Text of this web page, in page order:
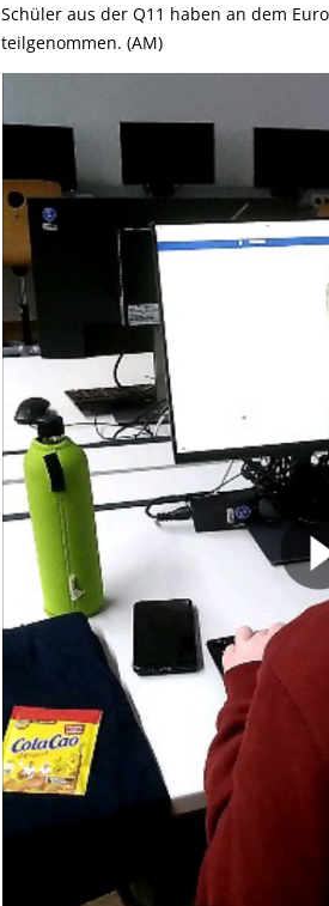
Schüler aus der Q11 haben an dem
teilgenommen. (AM)